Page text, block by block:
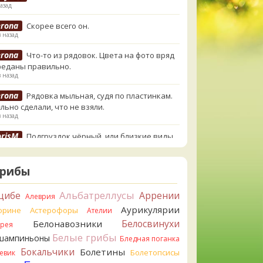
Скорее всего он.
назад
Что-то из рядовок. Цвета на фото вряд
правильно.
назад
Рядовка мыльная, судя по пластинкам.
сделали, что не взяли.
назад
Подгруздок чёрный, или близкие виды
назад
Вони не было, но вода и гриб при варке
желтеть. Выкинул. Большое спасибо.
Алеврия Альбатреллусы Аррении
Астерофоры Ателии Аурикулярии
Белонавозники Белосвинухи
Белые грибы Бледная поганка
Бокальчики Болетины Болетопсисы